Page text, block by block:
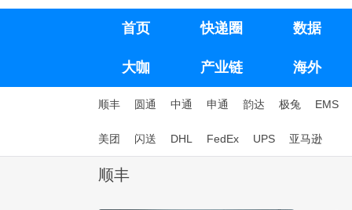
首页 快递圈 数据
大咖 产业链 海外
顺丰 圆通 中通 申通 韵达 极兔 EMS
美团 闪送 DHL FedEx UPS 亚马逊
顺丰